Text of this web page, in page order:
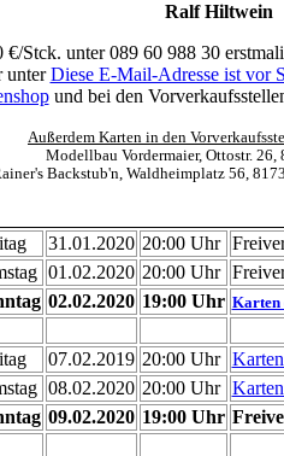
Ralf Hiltwein
€/Stck. unter 089 60 988 30
unterDiese E-Mail-Adresse ist vor
und bei den
Außerdem Karten in den
Modellbau Vordermaier, Ottostr. 26,
Backstub'n, Waldheimplatz 56,
31.01.2020 20:00 Uhr
01.02.2020 20:00 Uhr
02.02.2020 19:00 Uhr Karten
07.02.2019 20:00 Uhr
08.02.2020 20:00 Uhr
09.02.2020 19:00 Uhr